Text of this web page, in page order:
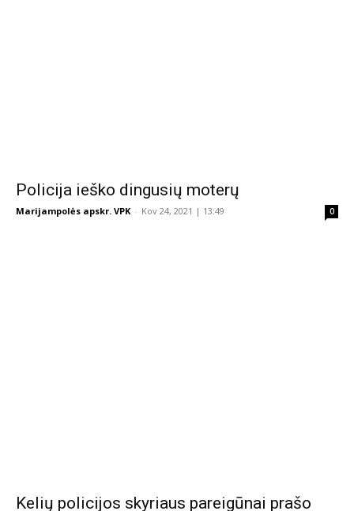
Policija ieško dingusių moterų
Marijampolės apskr. VPK - Kov 24, 2021 | 13:49 0
Kelių policijos skyriaus pareigūnai prašo